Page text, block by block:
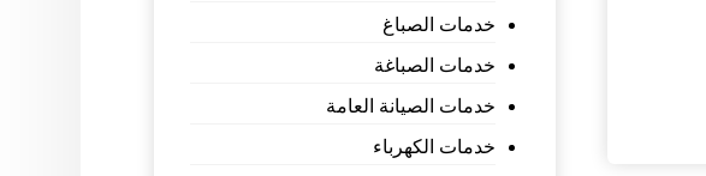
خدمات الصباغ
خدمات الصباغة
خدمات الصيانة العامة
خدمات الكهرباء